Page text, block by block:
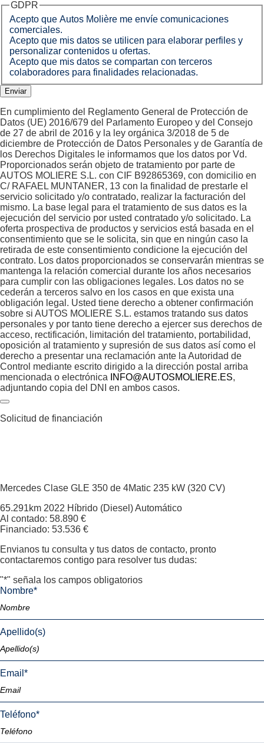
GDPR
Acepto que Autos Molière me envíe comunicaciones
comerciales.
Acepto que mis datos se utilicen para elaborar perfiles y
personalizar contenidos u ofertas.
Acepto que mis datos se compartan con terceros
colaboradores para finalidades relacionadas.
En cumplimiento del Reglamento General de Protección de
Datos (UE) 2016/679 del Parlamento Europeo y del Consejo
de 27 de abril de 2016 y la ley orgánica 3/2018 de 5 de
diciembre de Protección de Datos Personales y de Garantía de
los Derechos Digitales le informamos que los datos por Vd.
Proporcionados serán objeto de tratamiento por parte de
AUTOS MOLIERE S.L. con CIF B92865369, con domicilio en
C/ RAFAEL MUNTANER, 13 con la finalidad de prestarle el
servicio solicitado y/o contratado, realizar la facturación del
mismo. La base legal para el tratamiento de sus datos es la
ejecución del servicio por usted contratado y/o solicitado. La
oferta prospectiva de productos y servicios está basada en el
consentimiento que se le solicita, sin que en ningún caso la
retirada de este consentimiento condicione la ejecución del
contrato. Los datos proporcionados se conservarán mientras se
mantenga la relación comercial durante los años necesarios
para cumplir con las obligaciones legales. Los datos no se
cederán a terceros salvo en los casos en que exista una
obligación legal. Usted tiene derecho a obtener confirmación
sobre si AUTOS MOLIERE S.L. estamos tratando sus datos
personales y por tanto tiene derecho a ejercer sus derechos de
acceso, rectificación, limitación del tratamiento, portabilidad,
oposición al tratamiento y supresión de sus datos así como el
derecho a presentar una reclamación ante la Autoridad de
Control mediante escrito dirigido a la dirección postal arriba
mencionada o electrónica
INFO@AUTOSMOLIERE.ES,
adjuntando copia del DNI en ambos casos.
Solicitud de financiación
Mercedes Clase GLE 350 de 4Matic 235 kW (320 CV)
65.291km 2022 Híbrido (Diesel)Automático
Al contado: 58.890 €
Financiado: 53.536 €
Envianos tu consulta y tus datos de contacto, pronto
contactaremos contigo para resolver tus dudas:
"*" señala los campos obligatorios
Nombre*
Apellido(s)
Email *
Teléfono*